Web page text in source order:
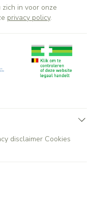
in voor onze
privacy policy.
disclaimer Cookies